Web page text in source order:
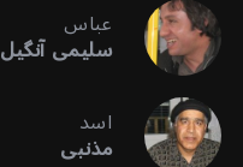
عباس
سلیمی آنگیل
اسد
مذنبی